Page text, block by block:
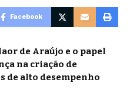
Facebook
de Araújo e o papel
na criação de
de alto desempenho